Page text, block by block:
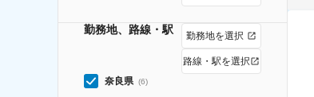
勤務地、路線・駅 勤務地を選択
路線・駅を選択
奈良県 (6)